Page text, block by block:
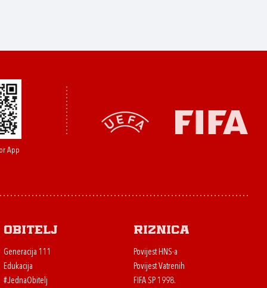
App
Obitelj
Generacija 111
Edukacija
#JednaObitelj
Riznica
Povijest HNS-a
Povijest Vatrenih
FIFA SP 1998.